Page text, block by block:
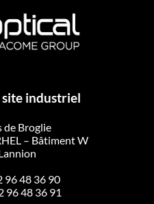
site industriel
de Broglie
– Bâtiment W
96 48 36 90
96 48 36 91